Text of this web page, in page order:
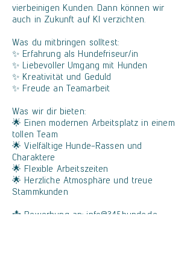
vierbeinigen Kunden. Dann können wir
auch in Zukunft auf KI verzichten.
Was du mitbringen solltest:
✨ Erfahrung als Hundefriseur/in
✨ Liebevoller Umgang mit Hunden
✨ Kreativität und Geduld
✨ Freude an Teamarbeit
Was wir dir bieten:
🌟 Einen modernen Arbeitsplatz in einem
tollen Team
🌟 Vielfältige Hunde-Rassen und
Charaktere
🌟 Flexible Arbeitszeiten
🌟 Herzliche Atmosphäre und treue
Stammkunden
📩 Bewerbung an: info@345hunde.de